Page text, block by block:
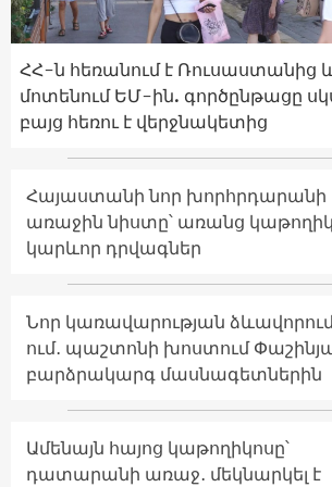
ՀՀ-ն հեռանում է Ռուսաստանից
մոտենում ԵՄ-ին. գործընթացը
բայց հեռու է վերջնակետից
Հայաստանի նոր խորհրդարանի
առաջին նիստը՝ առանց
կարևոր դրվագներ
Նոր կառավարության
ում․ պաշտոնի խոստում
բարձրակարգ մասնագետներին
Ամենայն հայոց կաթողիկոսը՝
դատարանի առաջ․ մեկնարկել է